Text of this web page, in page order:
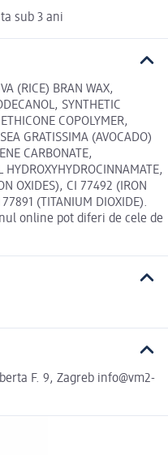
sub 3 ani
(RICE) BRAN WAX,
SYNTHETIC
COPOLYMER,
GRATISSIMA (AVOCADO)
CARBONATE,
HYDROXYHYDROCINNAMATE,
OXIDES), CI 77492 (IRON
(TITANIUM DIOXIDE).
online pot diferi de cele de
F. 9, Zagreb info@vm2-